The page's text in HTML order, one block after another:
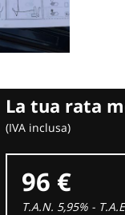
La tua rata
(IVA inclusa)
96 €
T.A.N. 5,95% -